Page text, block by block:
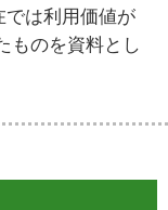
では利用価値が
ものを資料とし